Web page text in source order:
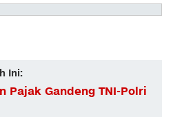
Ini:
Pajak Gandeng TNI-Polri